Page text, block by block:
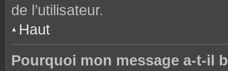
de l’utilisateur.
Haut
Pourquoi mon message a-t-il